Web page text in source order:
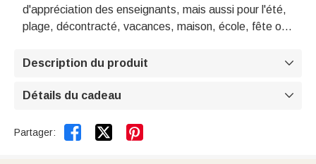
d'appréciation des enseignants, mais aussi pour l'été,
plage, décontracté, vacances, maison, école, fête ou
lot.
Description du produit 
Détails du cadeau 
Partager:  